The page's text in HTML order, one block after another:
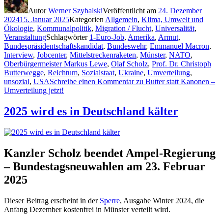
AutorWerner SzybalskiVeröffentlicht am 24. Dezember
202415. Januar 2025Kategorien Allgemein, Klima, Umwelt und
Ökologie, Kommunalpolitik, Migration / Flucht, Universalität,
VeranstaltungSchlagwörter 1-Euro-Job, Amerika, Armut,
Bundespräsidentschaftskandidat, Bundeswehr, Emmanuel Macron,
Interview, Jobcenter, Mittelstreckenraketen, Münster, NATO,
Oberbürgermeister Markus Lewe, Olaf Scholz, Prof. Dr. Christoph
Butterwegge, Reichtum, Sozialstaat, Ukraine, Umverteilung,
unsozial, USASchreibe einen Kommentarzu Butter statt Kanonen –
Umverteilung jetzt!
2025 wird es in Deutschland kälter
Kanzler Scholz beendet Ampel-Regierung
– Bundestagsneuwahlen am 23. Februar
2025
Dieser Beitrag erscheint in der Sperre, Ausgabe Winter 2024, die
Anfang Dezember kostenfrei in Münster verteilt wird.